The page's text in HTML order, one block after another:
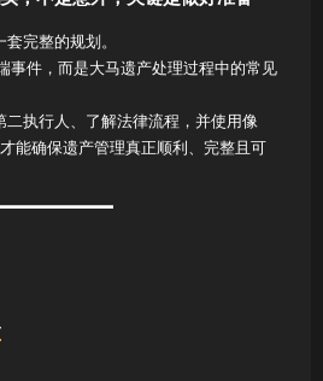
完整的规划。
事件，而是大马遗产处理过程中的常见
二执行人、了解法律流程，并使用像
能确保遗产管理真正顺利、完整且可